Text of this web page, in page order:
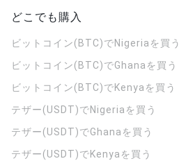
どこでも購入
ビットコイン(BTC)でNigeriaを買う
ビットコイン(BTC)でGhanaを買う
ビットコイン(BTC)でKenyaを買う
テザー(USDT)でNigeriaを買う
テザー(USDT)でGhanaを買う
テザー(USDT)でKenyaを買う